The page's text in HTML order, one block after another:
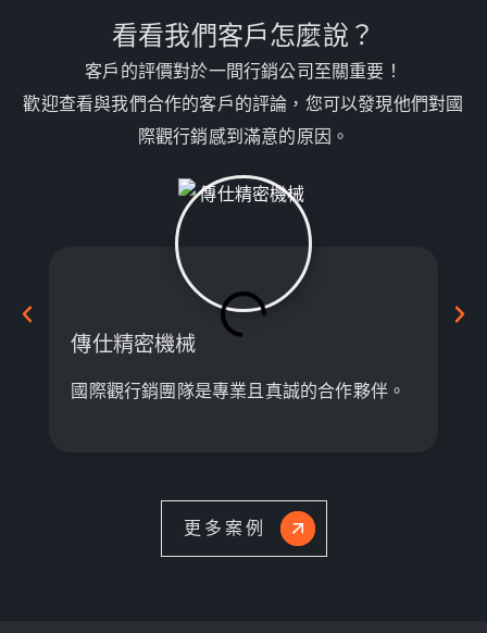
看看我們客戶怎麼說？
客戶的評價對於一間行銷公司至關重要！
歡迎查看與我們合作的客戶的評論，您可以發現他們對國
際觀行銷感到滿意的原因。
國際觀行銷團隊是專業且真誠的合作夥伴。
傳仕精密機械
更多案例